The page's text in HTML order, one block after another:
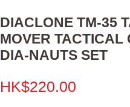
DIACLONE TM-35
MOVER TACTICAL
DIA-NAUTS SET
HK$220.00